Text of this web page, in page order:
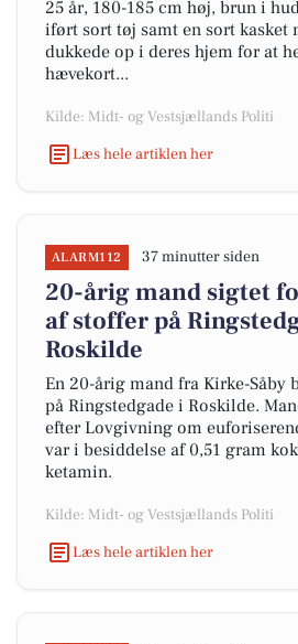
25 år, 180-185 cm høj, brun i
iført sort tøj samt en sort kasket
dukkede op i deres hjem for at
hævekort...
Kilde: Midt- og Vestsjællands Politi
Læs hele artiklen her
ALARM112 37 minutter siden
20-årig mand sigtet
af stoffer på
Roskilde
En 20-årig mand fra Kirke-Såby
på Ringstedgade i Roskilde.
efter Lovgivning om
var i besiddelse af 0,51 gram
ketamin.
Kilde: Midt- og Vestsjællands Politi
Læs hele artiklen her